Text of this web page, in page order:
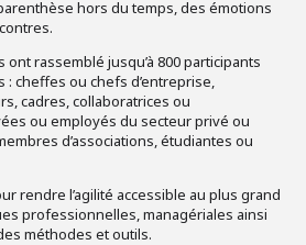
hors du temps, des émotions
rassemblé jusqu’à 800 participants
cheffes ou chefs d’entreprise,
cadres, collaboratrices ou
ou employés du secteur privé ou
d’associations, étudiantes ou
rendre l’agilité accessible au plus grand
professionnelles, managériales ainsi
méthodes et outils.